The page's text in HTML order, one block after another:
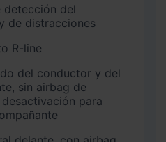
detección del
de distracciones
R-line
del conductor y del
sin airbag de
para